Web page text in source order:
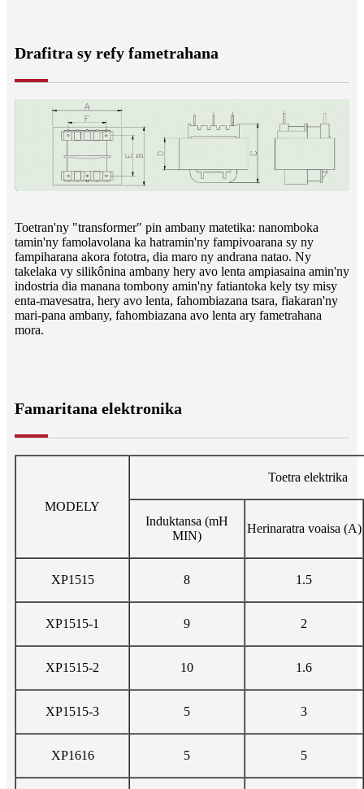
Drafitra sy refy fametrahana
Toetran'ny "transformer" pin ambany matetika: nanomboka
tamin'ny famolavolana ka hatramin'ny fampivoarana sy ny
fampiharana akora fototra, dia maro ny andrana natao. Ny
takelaka vy silikônina ambany hery avo lenta ampiasaina amin'ny
indostria dia manana tombony amin'ny fatiantoka kely tsy misy
enta-mavesatra, hery avo lenta, fahombiazana tsara, fiakaran'ny
mari-pana ambany, fahombiazana avo lenta ary fametrahana
mora.
Famaritana elektronika
MODELY
Toetra elektrika
Induktansa (mH
MIN)
Herinaratra voaisa (A)
XP1515 8 1.5
XP1515-1 9 2
XP1515-2 10 1.6
XP1515-3 5 3
XP1616 5 5